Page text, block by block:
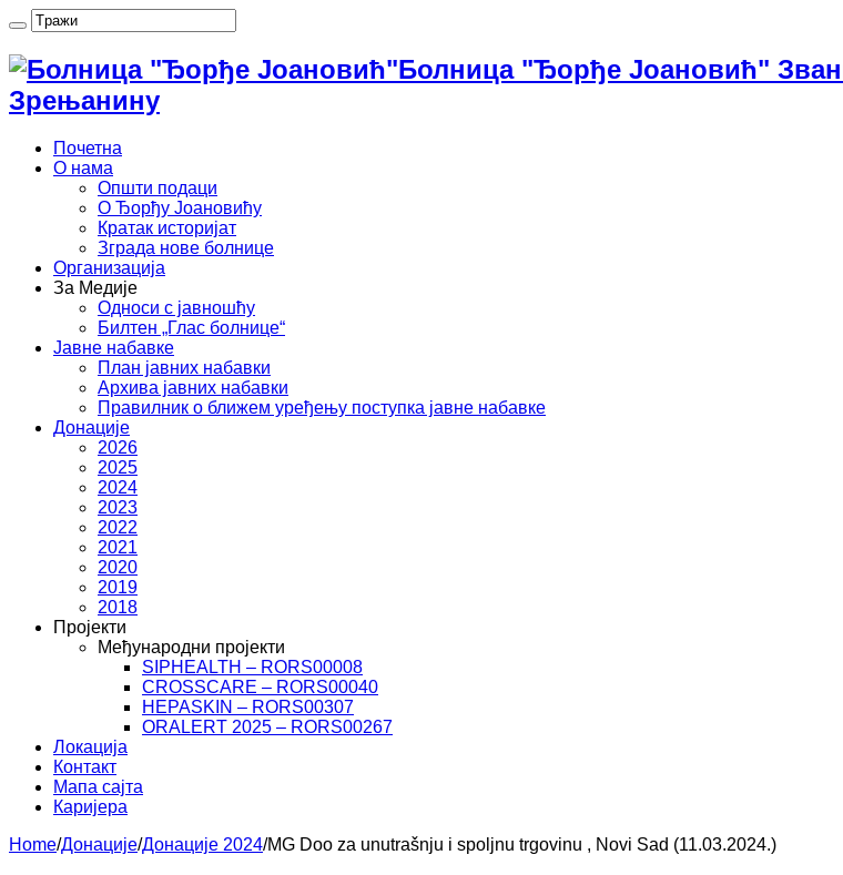
Болница "Ђорђе Јоановић"
Зрењанину
Почетна
О нама
Општи подаци
О Ђорђу Јоановићу
Кратак историјат
Зграда нове болнице
Организација
За Медије
Односи с јавношћу
Билтен „Глас болнице“
Јавне набавке
План јавних набавки
Архива јавних набавки
Правилник о ближем уређењу поступка јавне набавке
Донације
2026
2025
2024
2023
2022
2021
2020
2019
2018
Пројекти
Међународни пројекти
SIPHEALTH – RORS00008
CROSSCARE – RORS00040
HEPASKIN – RORS00307
ORALERT 2025 – RORS00267
Локација
Контакт
Мапа сајта
Каријера
Home/Донације/Донације 2024/MG Doo za unutrašnju i spoljnu trgovinu , Novi Sad (11.03.2024.)